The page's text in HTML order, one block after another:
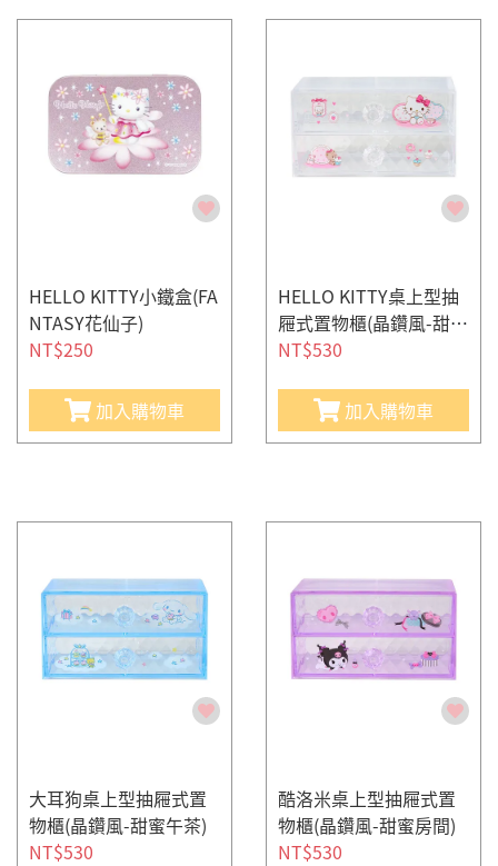
HELLO KITTY小鐵盒(FA
NTASY花仙子)
NT$250
加入購物車
HELLO KITTY桌上型抽
屜式置物櫃(晶鑽風-甜蜜
房間)
NT$530
加入購物車
大耳狗桌上型抽屜式置
物櫃(晶鑽風-甜蜜午茶)
NT$530
酷洛米桌上型抽屜式置
物櫃(晶鑽風-甜蜜房間)
NT$530